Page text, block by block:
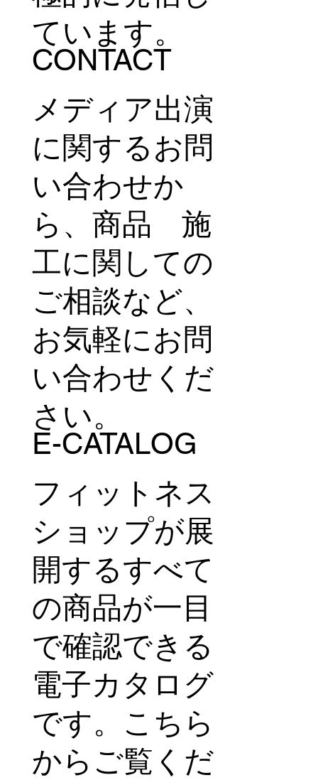
ています。
CONTACT
メディア出演
に関するお問
い合わせか
ら、商品 施
工に関しての
ご相談など、
お気軽にお問
い合わせくだ
さい。
E-CATALOG
フィットネス
ショップが展
開するすべて
の商品が一目
で確認できる
電子カタログ
です。こちら
からご覧くだ